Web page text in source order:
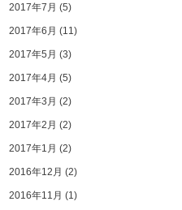
2017年7月 (5)
2017年6月 (11)
2017年5月 (3)
2017年4月 (5)
2017年3月 (2)
2017年2月 (2)
2017年1月 (2)
2016年12月 (2)
2016年11月 (1)